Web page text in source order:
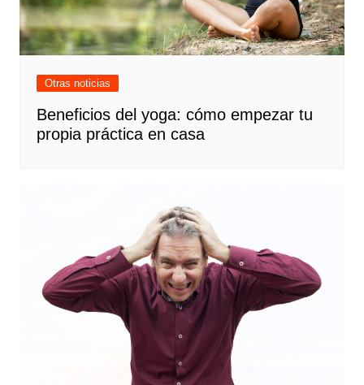
Otras noticias
Beneficios del yoga: cómo empezar tu
propia práctica en casa